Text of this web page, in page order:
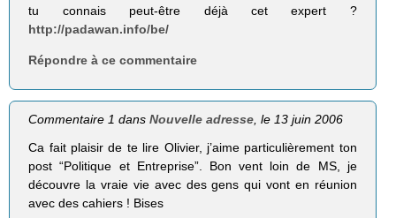
tu connais peut-être déjà cet expert ?
http://padawan.info/be/
Répondre à ce commentaire
Commentaire 1 dansNouvelle adresse , le 13 juin 2006
Ca fait plaisir de te lire Olivier, j’aime particulièrement ton
post “Politique et Entreprise”. Bon vent loin de MS, je
découvre la vraie vie avec des gens qui vont en réunion
avec des cahiers ! Bises